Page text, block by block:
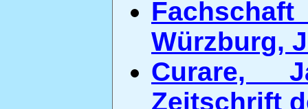
Würzburg,
Curare,
Zeitschrift